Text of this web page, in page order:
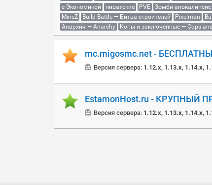
с Экономикой
пиратские PVE Зомби апокалипсис
MineZ
Build Battle — Битва строителей Pixelmon
Анархия — Anarchy
Копы и заключённые — Cops
mc.migosmc.net -
Версия сервера: 1.12.x, 1.13.x, 1.14.x,
EstamonHost.ru - КРУПНЫЙ
Версия сервера: 1.12.x, 1.13.x, 1.14.x,